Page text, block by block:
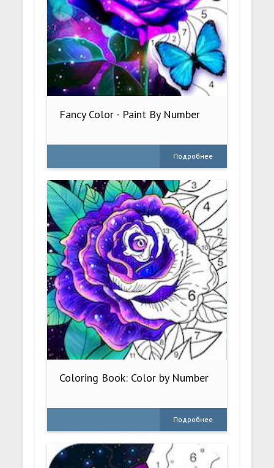
Fancy Color - Paint By Number
Подробнее
Coloring Book: Color by Number
Подробнее